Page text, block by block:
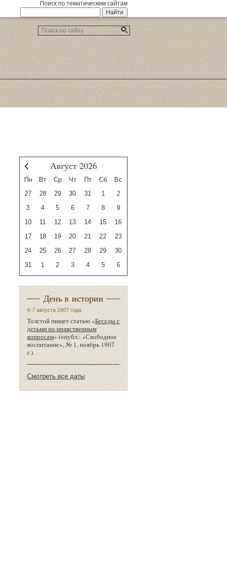
Поиск по тематическим сайтам
Август 2026
Пн Вт Ср Чт Пт Сб
Вс
27
28 29 30 31 1
2
3
4 5 6 7 8
9
10
11 12 13 14 15
16
17
18 19 20 21 22
23
24
25 26 27 28 29
30
31
1 2 3 4 5 6
День в истории
6-7 августа 1907 года
Толстой пишет статью «Беседы с
детьми по нравственным
вопросам» (опубл.: «Свободное
воспитание», № 1, ноябрь 1907
г.).
Смотреть все даты